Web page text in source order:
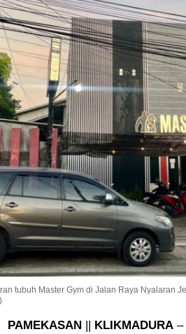
tubuh Master Gym di Jalan Raya Nyalaran
PAMEKASAN KLIKMADURA –